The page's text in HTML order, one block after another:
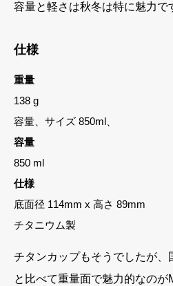
容量と軽さは秋冬は特に魅力で
仕様
重量
138 g
容量、サイズ 850ml、
容量
850 ml
仕様
底面径 114mm x 高さ 89mm
チタニウム製
チタンカップもそうでしたが
と比べて重量面で魅力的なのが